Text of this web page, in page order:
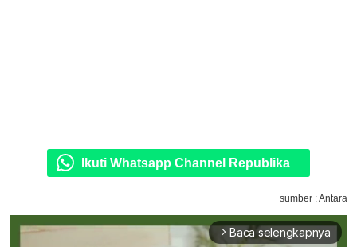
Ikuti Whatsapp Channel Republika
sumber : Antara
arrow_forward_ios Baca selengkapnya